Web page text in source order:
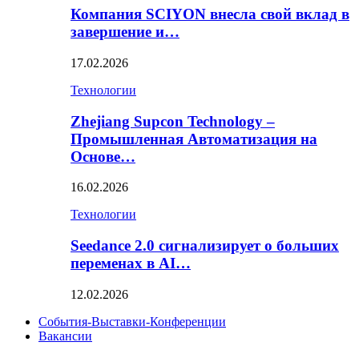
Компания SCIYON внесла свой вклад в
завершение и…
17.02.2026
Технологии
Zhejiang Supcon Technology –
Промышленная Автоматизация на
Основе…
16.02.2026
Технологии
Seedance 2.0 сигнализирует о больших
переменах в AI…
12.02.2026
События-Выставки-Конференции
Вакансии